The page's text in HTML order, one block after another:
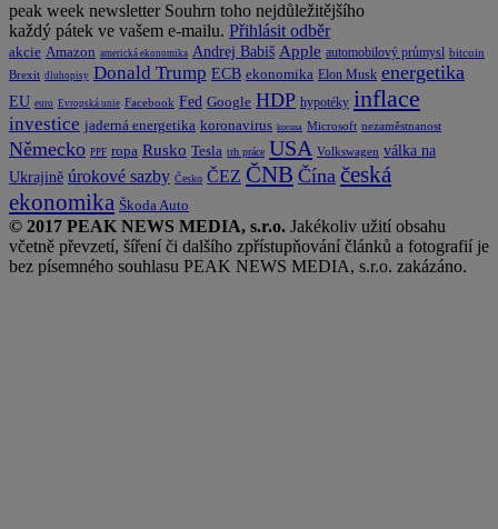
peak week newsletter Souhrn toho nejdůležitějšího
každý pátek ve vašem e-mailu. Přihlásit odběr
akcie Amazon americká ekonomika Andrej Babiš Apple automobilový průmysl bitcoin
Brexit dluhopisy Donald Trump ECB ekonomika Elon Musk energetika
EU euro Evropská unie Facebook Fed Google HDP hypotéky inflace
investice jaderná energetika koronavirus koruna Microsoft nezaměstnanost
Německo PPF ropa Rusko Tesla trh práce USA Volkswagen válka na
Ukrajině úrokové sazby Česko ČEZ ČNB Čína česká
ekonomika Škoda Auto
© 2017 PEAK NEWS MEDIA, s.r.o. Jakékoliv užití obsahu
včetně převzetí, šíření či dalšího zpřístupňování článků a fotografií je
bez písemného souhlasu PEAK NEWS MEDIA, s.r.o. zakázáno.